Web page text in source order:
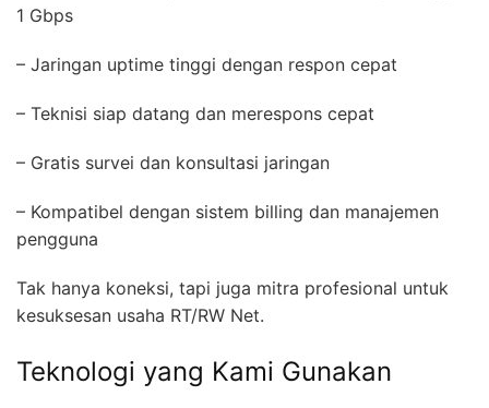
1 Gbps
– Jaringan uptime tinggi dengan respon cepat
– Teknisi siap datang dan merespons cepat
– Gratis survei dan konsultasi jaringan
– Kompatibel dengan sistem billing dan manajemen
pengguna
Tak hanya koneksi, tapi juga mitra profesional untuk
kesuksesan usaha RT/RW Net.
Teknologi yang Kami Gunakan